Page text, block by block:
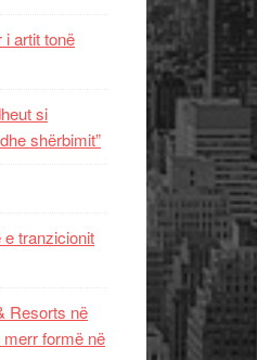
i artit tonë
si
shërbimit”
e tranzicionit
Resorts në
formë në